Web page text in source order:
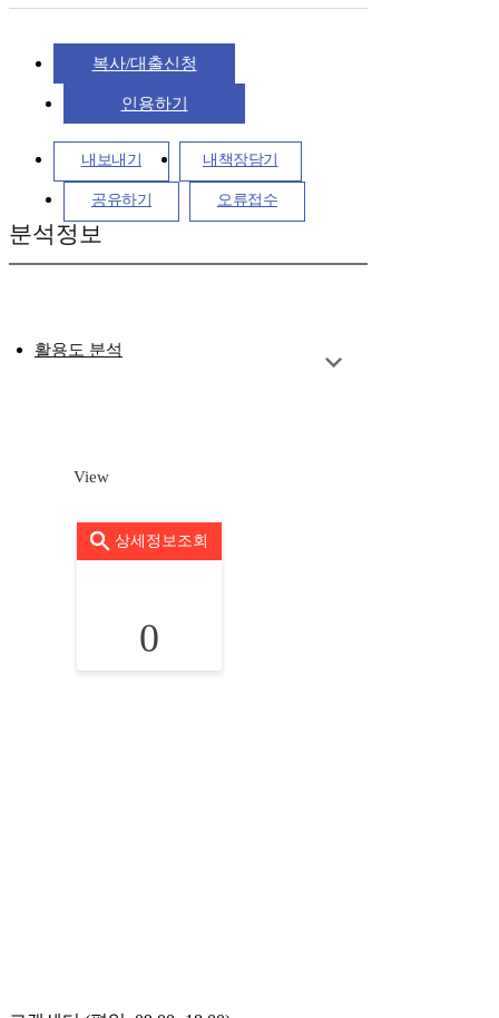
복사/대출신청
인용하기
내보내기 내책장담기
공유하기 오류접수
분석정보
활용도 분석
View
상세정보조회
0